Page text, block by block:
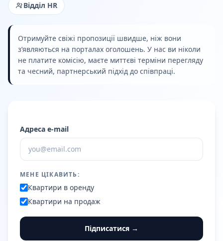
Відділ HR
Отримуйте свіжі пропозиції швидше, ніж вони
з’являються на порталах оголошень. У нас ви ніколи
не платите комісію, маєте миттєві терміни перегляду
та чесний, партнерський підхід до співпраці.
Адреса e-mail
МЕНЕ ЦІКАВИТЬ:
Квартири в оренду
Квартири на продаж
Підписатися →